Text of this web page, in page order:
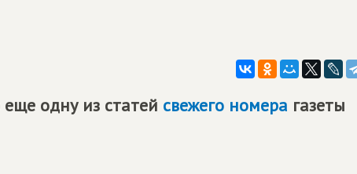
одну из статей свежего номера газеты